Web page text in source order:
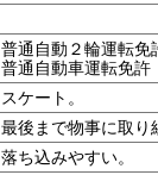
普通自動２輪運転免
普通自動車運転免許
スケート。
最後まで物事に取り
落ち込みやすい。